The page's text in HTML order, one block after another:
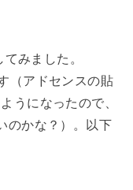
みました。
（アドセンスの貼
うになったので、
のかな？）。以下